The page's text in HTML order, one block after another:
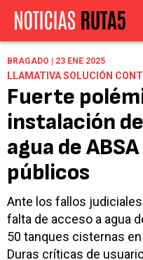
BRAGADO | 23 ENE 2025
LLAMATIVA SOLUCIÓN
Fuerte
instalación
agua de
públicos
Ante los fallos
falta de acceso a agua
50 tanques cisternas
Duras críticas de